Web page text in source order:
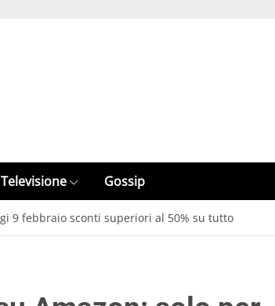
Televisione Gossip
9 febbraio sconti superiori al 50% su tutto